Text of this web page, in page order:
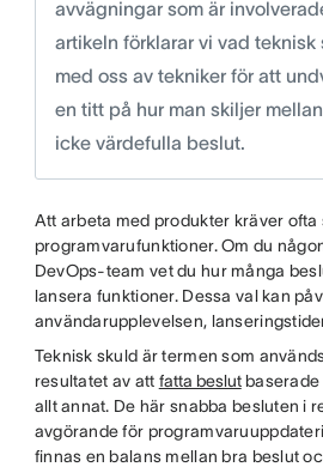
avvägningar som är
artikeln förklarar vi vad teknisk
med oss av tekniker för att
en titt på hur man skiljer
icke värdefulla beslut.
Att arbeta med produkter kräver ofta
programvarufunktioner. Om du
DevOps-team vet du hur många
lansera funktioner. Dessa val kan
användarupplevelsen,
Teknisk skuld är termen som
resultatet av att fatta beslutbaserade
allt annat. De här snabba besluten i
avgörande för
finnas en balans mellan bra beslut